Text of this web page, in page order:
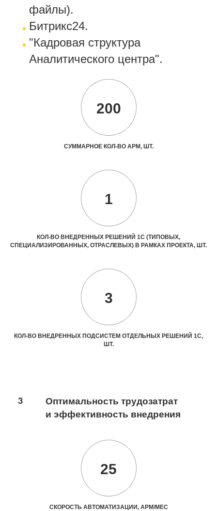
файлы).
Битрикс24.
"Кадровая структура
Аналитического центра".
200
СУММАРНОЕ КОЛ-ВО АРМ, ШТ.
1
КОЛ-ВО ВНЕДРЕННЫХ РЕШЕНИЙ 1С (ТИПОВЫХ,
СПЕЦИАЛИЗИРОВАННЫХ, ОТРАСЛЕВЫХ) В РАМКАХ ПРОЕКТА, ШТ.
3
КОЛ-ВО ВНЕДРЕННЫХ ПОДСИСТЕМ ОТДЕЛЬНЫХ РЕШЕНИЙ 1С,
ШТ.
3
Оптимальность трудозатрат
и эффективность внедрения
25
СКОРОСТЬ АВТОМАТИЗАЦИИ, АРМ/МЕС